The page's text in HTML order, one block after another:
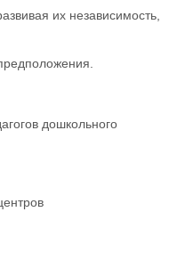
их независимость,
дошкольного